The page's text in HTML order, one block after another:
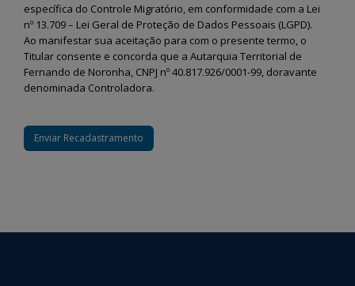
específica do Controle Migratório, em conformidade com a Lei
nº 13.709 – Lei Geral de Proteção de Dados Pessoais (LGPD).
Ao manifestar sua aceitação para com o presente termo, o
Titular consente e concorda que a Autarquia Territorial de
Fernando de Noronha, CNPJ nº 40.817.926/0001-99, doravante
denominada Controladora.